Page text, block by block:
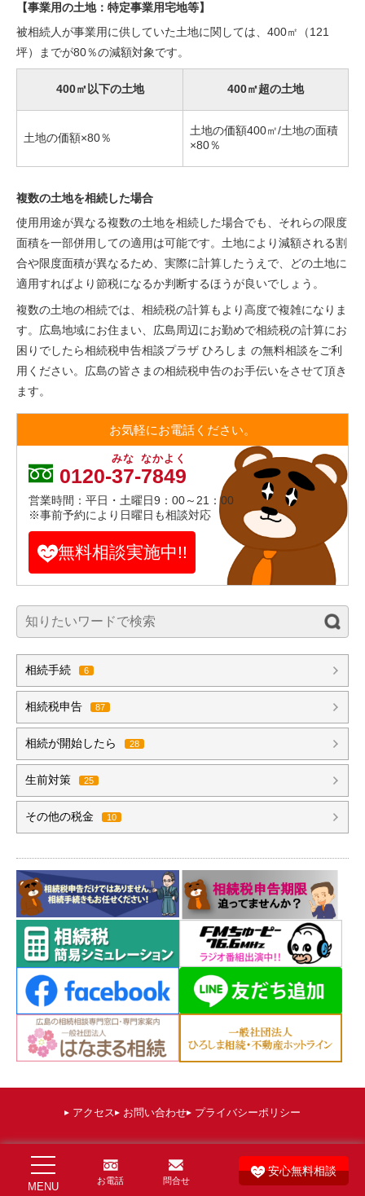
【事業用の土地：特定事業用宅地等】
被相続人が事業用に供していた土地に関しては、400㎡（121
坪）までが80％の減額対象です。
400㎡以下の土地 400㎡超の土地
土地の価額×80％
土地の価額400㎡/土地の面積
×80％
複数の土地を相続した場合
使用用途が異なる複数の土地を相続した場合でも、それらの限度
面積を一部併用しての適用は可能です。土地により減額される割
合や限度面積が異なるため、実際に計算したうえで、どの土地に
適用すればより節税になるか判断するほうが良いでしょう。
複数の土地の相続では、相続税の計算もより高度で複雑になりま
す。広島地域にお住まい、広島周辺にお勤めで相続税の計算にお
困りでしたら相続税申告相談プラザ ひろしま の無料相談をご利
用ください。広島の皆さまの相続税申告のお手伝いをさせて頂き
ます。
お気軽にお電話ください。
0120-37
みな
-7849
なかよく
営業時間：平日・土曜日9：00～21：00
※事前予約により日曜日も相談対応
無料相談実施中!!
相続手続 6
相続税申告 87
相続が開始したら 28
生前対策 25
その他の税金 10
アクセス お問い合わせ プライバシーポリシー
広島 相続税申告相談プラザひろしま（運営：棚田秀利税理士事務所）
Rights Reserved.
お電話 問合せ
安心無料相談